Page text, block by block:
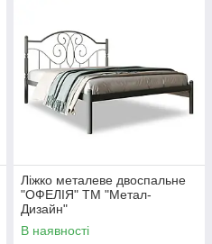
Ліжко металеве двоспальне
"ОФЕЛІЯ" ТМ "Метал-
Дизайн"
В наявності